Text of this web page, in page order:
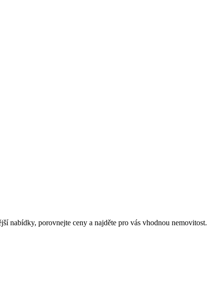
nabídky, porovnejte ceny a najděte pro vás vhodnou nemovitost.